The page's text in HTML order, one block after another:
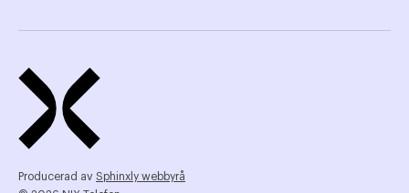
Producerad av Sphinxly webbyrå